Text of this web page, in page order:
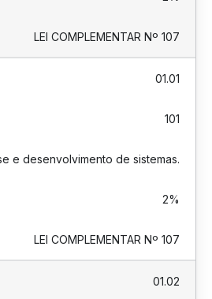
LEI COMPLEMENTAR Nº 107
01.01
101
e desenvolvimento de sistemas.
2%
LEI COMPLEMENTAR Nº 107
01.02